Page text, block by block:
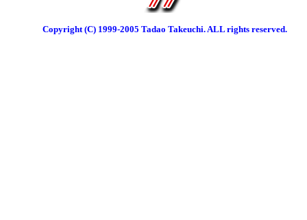
Copyright (C) 1999-2005 Tadao Takeuchi. ALL rights reserved.